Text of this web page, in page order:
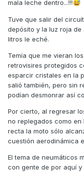
mala leche dentro...!!!😅
Tuve que salir del
depósito y la luz roja de
litros le eché.
Temía que me vieran
retrovisires protegidos
esparcir cristales en la
salió también, pero sin
podían desmonrar así
Por cierto, al regresar
no replegados como en
recta la moto sólo
cuestión aerodinámica
El tema de neumáticos
con gente de por aquí